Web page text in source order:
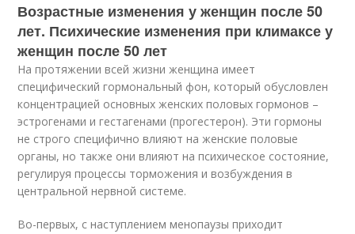
Возрастные изменения у женщин после 50
лет. Психические изменения при климаксе у
женщин после 50 лет
На протяжении всей жизни женщина имеет
специфический гормональный фон, который обусловлен
концентрацией основных женских половых гормонов –
эстрогенами и гестагенами (прогестерон). Эти гормоны
не строго специфично влияют на женские половые
органы, но также они влияют на психическое состояние,
регулируя процессы торможения и возбуждения в
центральной нервной системе.
Во-первых, с наступлением менопаузы приходит